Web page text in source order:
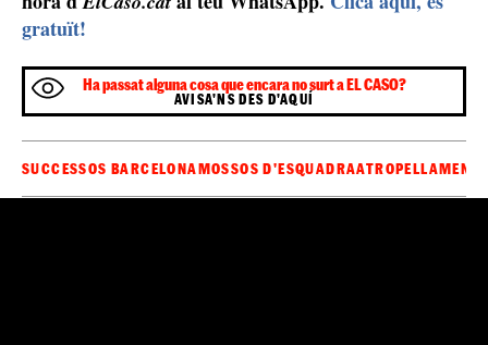
gratuït!
Ha passat alguna cosa que encara no surt a EL CASO?
AVISA'NS DES D'AQUÍ
SUCCESSOS BARCELONAMOSSOS D'ESQUADRAATROPELLAMENT